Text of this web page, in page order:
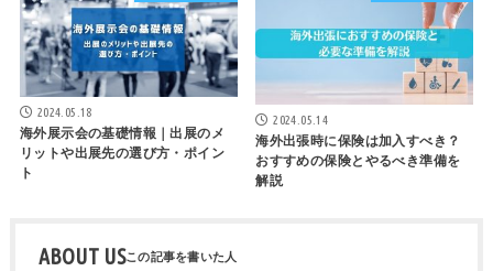
2024.05.18
海外展示会の基礎情報｜出展のメ
リットや出展先の選び方・ポイン
ト
2024.05.14
海外出張時に保険は加入すべき？
おすすめの保険とやるべき準備を
解説
ABOUT US